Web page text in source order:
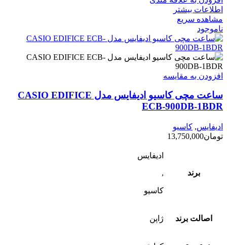
اطلاعات بیشتر
مشاهده سریع
ناموجود
افزودن به مقایسه
ساعت مچی کاسیو ادیفایس مدل CASIO EDIFICE
ECB-900DB-1BDR
ادیفایس, کاسیو
تومان13,750,000
برند
ادیفایس
,
کاسیو
اصالت برند ژاپن